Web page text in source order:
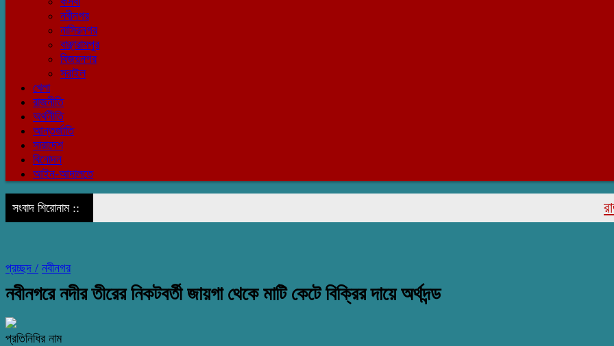
নবীনগর
নাসিরনগর
বাঞ্ছারামপুর
বিজয়নগর
সরাইল
খেলা
রাজনীতি
অর্থনীতি
আন্তর্জাতি
সারাদেশ
বিনোদন
আইন-আদালতে
সংবাদ শিরোনাম ::
প্রচ্ছদ / নবীনগর
নবীনগরে নদীর তীরের নিকটবর্তী জায়গা থেকে মাটি কেটে বিক্রির দায়ে অর্থদন্ড
প্রতিনিধির নাম